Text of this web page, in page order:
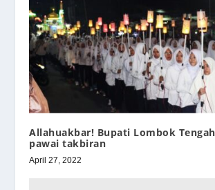
Allahuakbar! Bupati Lombok
pawai takbiran
April 27, 2022